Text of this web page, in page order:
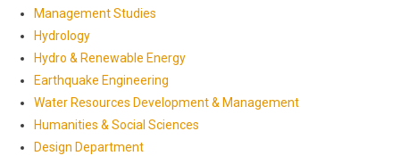
Management Studies
Hydrology
Hydro & Renewable Energy
Earthquake Engineering
Water Resources Development & Management
Humanities & Social Sciences
Design Department